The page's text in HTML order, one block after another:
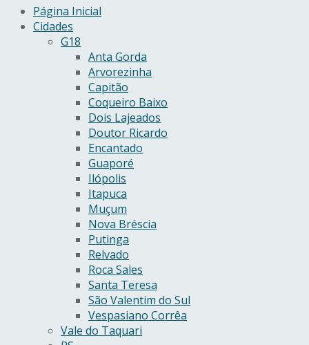
Página Inicial
Cidades
G18
Anta Gorda
Arvorezinha
Capitão
Coqueiro Baixo
Dois Lajeados
Doutor Ricardo
Encantado
Guaporé
Ilópolis
Itapuca
Muçum
Nova Bréscia
Putinga
Relvado
Roca Sales
Santa Teresa
São Valentim do Sul
Vespasiano Corrêa
Vale do Taquari